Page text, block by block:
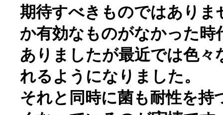
期待すべきものではありま
か有効なものがなかった時
ありましたが最近では色々
れるようになりました。
それと同時に菌も耐性を